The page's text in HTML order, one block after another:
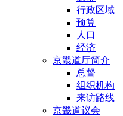
行政区域
预算
人口
经济
京畿道厅简介
总督
组织机构
来访路线
京畿道议会